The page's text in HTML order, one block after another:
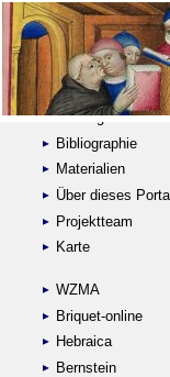
Suche
Digitalisierte
Kataloge
Bibliographie
Materialien
Über dieses Portal
Projektteam
Karte
WZMA
Briquet-online
Hebraica
Bernstein